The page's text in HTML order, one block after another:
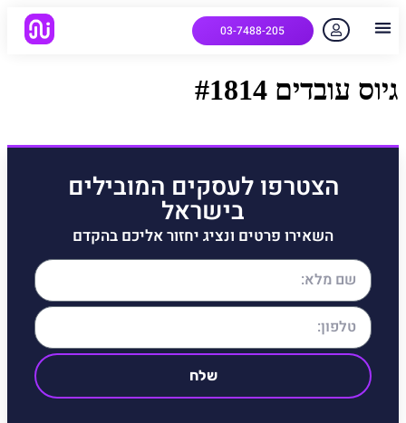
03-7488-205
גיוס עובדים #1814
הצטרפו לעסקים המובילים
בישראל
השאירו פרטים ונציג יחזור אליכם בהקדם
שלח